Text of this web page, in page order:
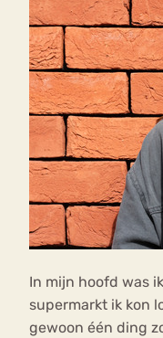
In mijn hoofd was
supermarkt ik kon
gewoon één ding